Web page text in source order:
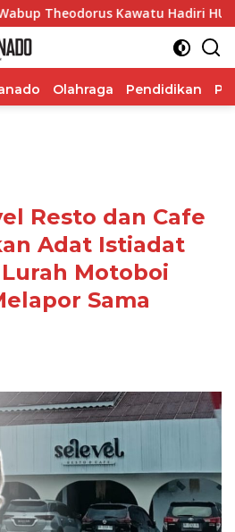
Kawatu Hadiri HUT ke-166 Desa
Olahraga Pendidikan
Resto dan Cafe
Adat Istiadat
Motoboi
Sama